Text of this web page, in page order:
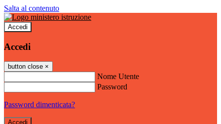
Salta al contenuto
Accedi
Accedi
button close ×
Nome Utente
Password
Password dimenticata?